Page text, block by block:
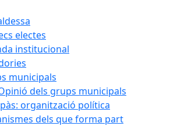
electes
institucional
municipals
dels grups municipals
organització política
dels que forma part